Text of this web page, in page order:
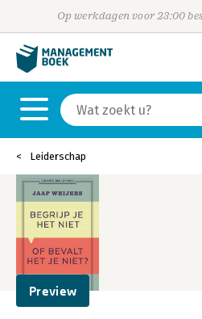
Op werkdagen voor 23:00
Leiderschap
Preview